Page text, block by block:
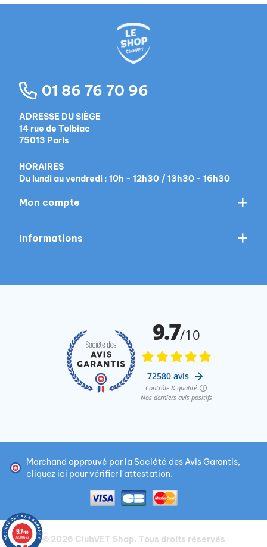
01 86 76 70 96
ADRESSE DU SIÈGE
14 rue de Tolbiac
75013 Paris
HORAIRES
Du lundi au vendredi : 10h - 12h30 / 13h30 - 16h30
Mon compte
Informations
Marchand approuvé par la Société des Avis Garantis,
cliquez ici pour vérifier l'attestation.
© 2026 ClubVET Shop. Tous droits réservés
9.7/10
72580 avis